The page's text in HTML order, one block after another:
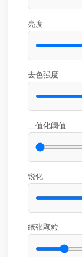
亮度
去色强度
二值化阈值
锐化
纸张颗粒